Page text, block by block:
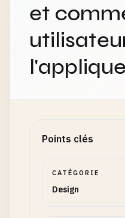
et
Points clés
CATÉGORIE
Design